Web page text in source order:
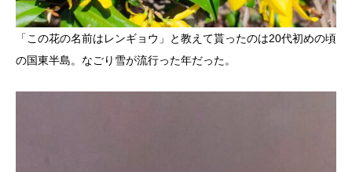
「この花の名前はレンギョウ」と教えて貰ったのは20代初めの頃
の国東半島。なごり雪が流行った年だった。